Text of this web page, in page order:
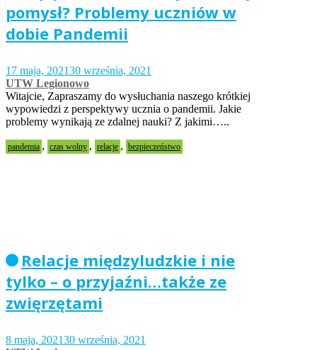
pomysł? Problemy uczniów w
dobie Pandemii
17 maja, 202130 września, 2021
UTW Legionowo
Witajcie, Zapraszamy do wysłuchania naszego krótkiej
wypowiedzi z perspektywy ucznia o pandemii. Jakie
problemy wynikają ze zdalnej nauki? Z jakimi…..
pandemia , czas wolny , relacje , bezpieczeństwo
Relacje międzyludzkie i nie
tylko – o przyjaźni…także ze
zwięrzętami
8 maja, 202130 września, 2021